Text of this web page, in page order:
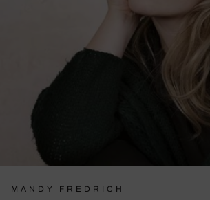
MANDY FREDRICH